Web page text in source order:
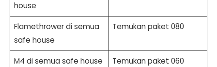
house
Flamethrower di semua
safe house
Temukan paket 080
M4 di semua safe house Temukan paket 060